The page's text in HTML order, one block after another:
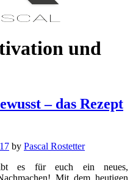
und
– das Rezept
by Pascal Rostetter
es für euch ein neues,
Mit dem heutigen